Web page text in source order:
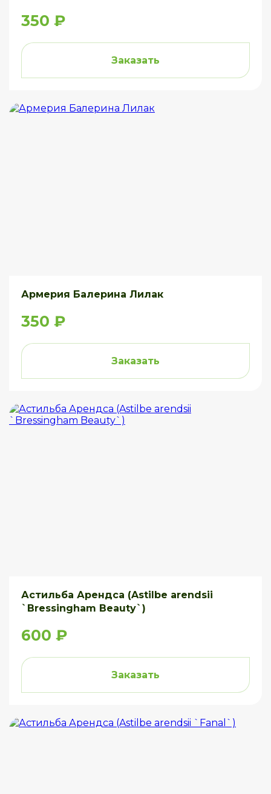
350 ₽
Заказать
Армерия Балерина Лилак
350 ₽
Заказать
Астильба Арендса (Astilbe arendsii
`Bressingham Beauty`)
600 ₽
Заказать